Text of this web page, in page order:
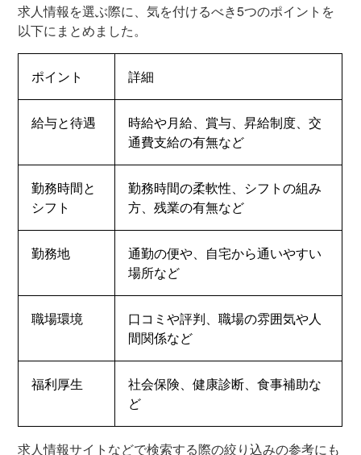
求人情報を選ぶ際に、気を付けるべき5つのポイントを
以下にまとめました。
ポイント 詳細
給与と待遇
時給や月給、賞与、昇給制度、交
通費支給の有無など
勤務時間と
シフト
勤務時間の柔軟性、シフトの組み
方、残業の有無など
勤務地
通勤の便や、自宅から通いやすい
場所など
職場環境
口コミや評判、職場の雰囲気や人
間関係など
福利厚生
社会保険、健康診断、食事補助な
ど
求人情報サイトなどで検索する際の絞り込みの参考にも